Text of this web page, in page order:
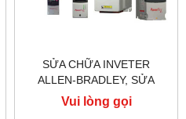
SỬA CHỮA INVETER
ALLEN-BRADLEY, SỬA
CHỮA ALLEN-BRADLEY
POWER FLEX 753
Vui lòng gọi